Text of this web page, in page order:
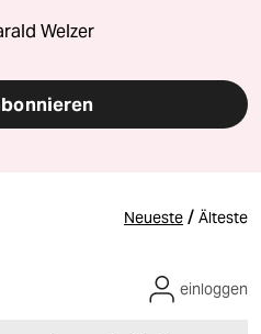
Welzer
Neueste / Älteste
einloggen